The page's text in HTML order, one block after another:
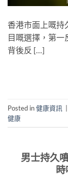
香港市面上嘅持
目嘅選擇，第
背後反 […]
Posted in健康資訊
健康
男士持久